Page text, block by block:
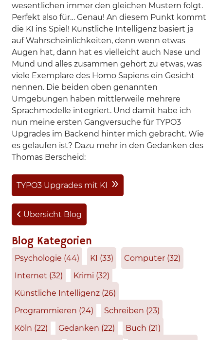
wesentlichen immer den gleichen Mustern folgt.
Perfekt also für… Genau! An diesem Punkt kommt
die KI ins Spiel! Künstliche Intelligenz basiert ja
auf Wahrscheinlichkeiten, denn wenn etwas
Augen hat, dann hat es vielleicht auch Nase und
Mund und alles zusammen gehört zu etwas, was
viele Exemplare des Homo Sapiens ein Gesicht
nennen. Die beiden oben genannten
Umgebungen haben mittlerweile mehrere
Sprachmodelle integriert. Und damit habe ich
nun meine ersten Gangversuche für TYPO3
Upgrades im Backend hinter mich gebracht. Wie
es gelaufen ist? Dazu mehr in den Gedanken des
Thomas Berscheid:
TYPO3 Upgrades mit KI
Übersicht Blog
Blog Kategorien
Psychologie (44) KI (33) Computer (32)
Internet (32) Krimi (32)
Künstliche Intelligenz (26)
Programmieren (24) Schreiben (23)
Köln (22) Gedanken (22) Buch (21)